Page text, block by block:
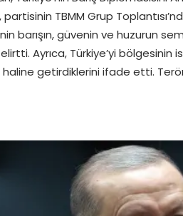
TBMM Grup
barışın, güvenin ve huzurun
Ayrıca, Türkiye’yi
getirdiklerini ifade etti.